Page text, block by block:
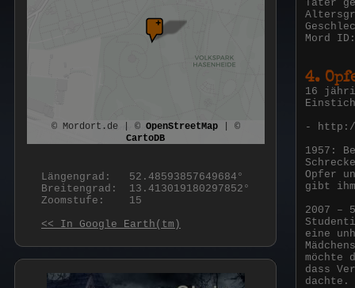
© Mordort.de | © OpenStreetMap| ©
CartoDB
Längengrad:
52.48593857649684°
Breitengrad:
13.413019180297852°
Zoomstufe:
15
<< In Google Earth(tm)
Täter
Mord ID:
4.
16
- http://
1957:
Opfer
gibt
2007 –
eine
möchte
dass
dachte.